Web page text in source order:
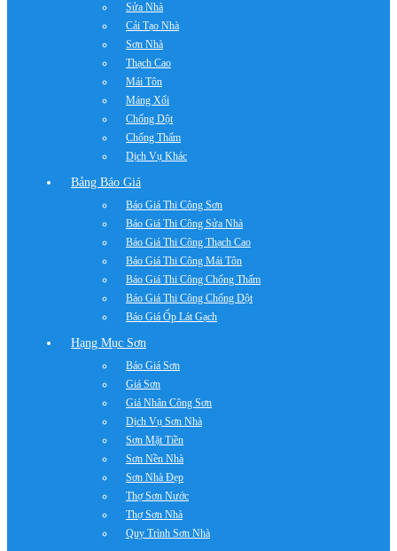
Sửa Nhà
Cải Tạo Nhà
Sơn Nhà
Thạch Cao
Mái Tôn
Máng Xối
Chống Dột
Chống Thấm
Dịch Vụ Khác
Bảng Báo Giá
Báo Giá Thi Công Sơn
Báo Giá Thi Công Sửa Nhà
Báo Giá Thi Công Thạch Cao
Báo Giá Thi Công Mái Tôn
Báo Giá Thi Công Chống Thấm
Báo Giá Thi Công Chống Dột
Báo Giá Ốp Lát Gạch
Hạng Mục Sơn
Báo Giá Sơn
Giá Sơn
Giá Nhân Công Sơn
Dịch Vụ Sơn Nhà
Sơn Mặt Tiền
Sơn Nền Nhà
Sơn Nhà Đẹp
Thợ Sơn Nước
Thợ Sơn Nhà
Quy Trình Sơn Nhà